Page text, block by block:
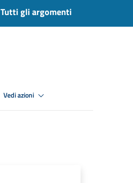
Tutti gli argomenti
Vedi azioni